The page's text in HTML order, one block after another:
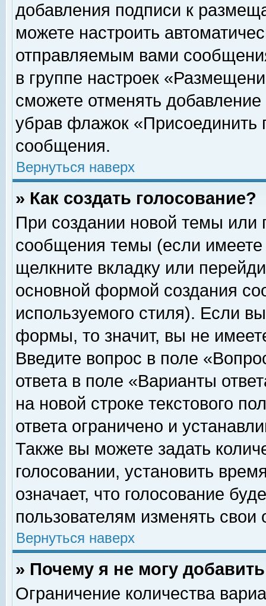
добавления подписи к
можете настроить
отправляемым вами
в группе настроек
сможете отменять
убрав флажок «Присоединить
сообщения.
Вернуться наверх
» Как создать голосование?
При создании новой темы или
сообщения темы (если
щелкните вкладку или
основной формой создания
используемого стиля). Если
формы, то значит, вы не
Введите вопрос в поле
ответа в поле «Варианты
на новой строке текстового
ответа ограничено и
Также вы можете задать
голосовании, установить
означает, что голосование
пользователям изменять свои
Вернуться наверх
» Почему я не могу
Ограничение количества